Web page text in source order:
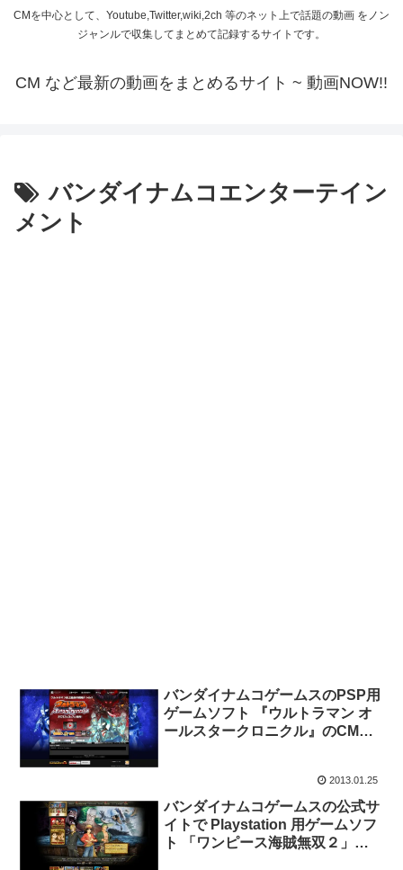
CMを中心として、Youtube,Twitter,wiki,2ch 等のネット上で話題の動画 をノン
ジャンルで収集してまとめて記録するサイトです。
CM など最新の動画をまとめるサイト ~ 動画NOW!!
バンダイナムコエンターテイン
メント
バンダイナムコゲームスのPSP用
ゲームソフト 『ウルトラマン オ
ールスタークロニクル』のCM。3
2013.01.25
バンダイナムコゲームスの公式サ
イトで Playstation 用ゲームソフ
ト 「ワンピース海賊無双２」第